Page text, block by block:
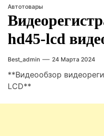
Автотовары
hd45-lcd
Best_admin 24 Марта 2024
**Видеообзор
LCD**